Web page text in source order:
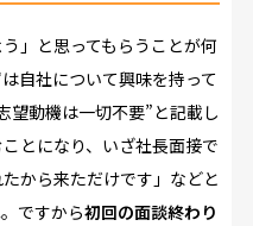
」と思ってもらうことが何
自社について興味を持って
望動機は一切不要”と記載し
とになり、いざ社長面接で
から来ただけです」などと
ですから初回の面談終わり